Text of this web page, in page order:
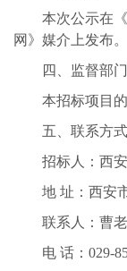
本次公示在
网》媒介上发布。
四、监督部门
本招标项目
五、联系方式
招标人：西
地 址：西安
联系人：曹
电 话：029-